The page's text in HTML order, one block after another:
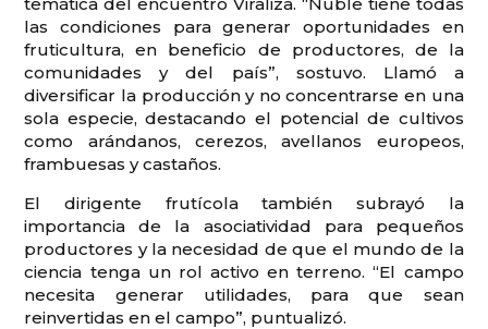
las condiciones para generar oportunidades en
fruticultura, en beneficio de productores, de la
comunidades y del país”, sostuvo. Llamó a
diversificar la producción y no concentrarse en una
sola especie, destacando el potencial de cultivos
como arándanos, cerezos, avellanos europeos,
frambuesas y castaños.
El dirigente frutícola también subrayó la
importancia de la asociatividad para pequeños
productores y la necesidad de que el mundo de la
ciencia tenga un rol activo en terreno. “El campo
necesita generar utilidades, para que sean
reinvertidas en el campo”, puntualizó.